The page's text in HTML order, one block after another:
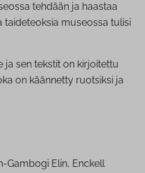
tehdään ja haastaa
taideteoksia museossa tulisi
ja sen tekstit on kirjoitettu
on käännetty ruotsiksi ja
Gambogi Elin, Enckell